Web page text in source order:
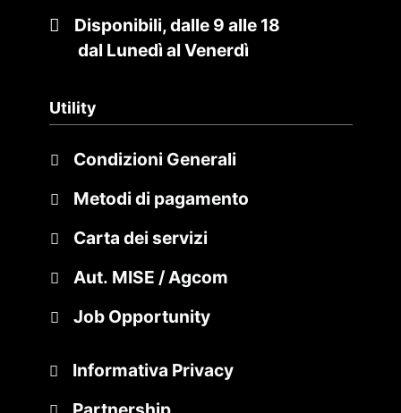
Disponibili, dalle 9 alle 18
dal Lunedì al Venerdì
Utility
Condizioni Generali
Metodi di pagamento
Carta dei servizi
Aut. MISE / Agcom
Job Opportunity
Informativa Privacy